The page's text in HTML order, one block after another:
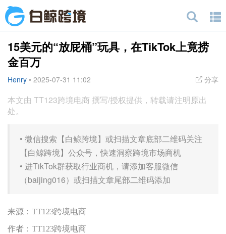
15美元的“放屁桶”玩具，在TikTok上竟捞
金百万
Henry • 2025-07-31 11:02 分享
本文由 TT123跨境电商 撰写/授权提供，转载请注明原出
处。
• 微信搜索【白鲸跨境】或扫描文章底部二维码关注
【白鲸跨境】公众号，快速洞察跨境市场商机
• 进TikTok群获取行业商机，请添加客服微信
（baijing016）或扫描文章尾部二维码添加
来源：TT123跨境电商
作者：TT123跨境电商